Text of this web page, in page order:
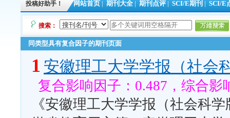
投稿好助手！ 网站首页 期刊大全 期刊点评 SCI/E期刊 SCI/E
搜索：
同类型具有复合因子的期刊页面
1 安徽理工大学学报（社会
复合影响因子：0.487，综合影
《安徽理工大学学报（社会科